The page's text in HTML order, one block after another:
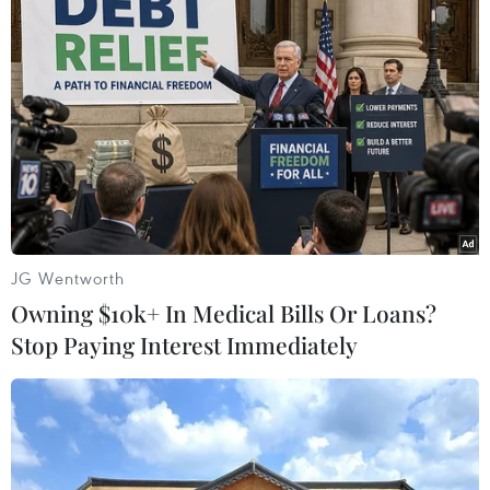
ngoại hối dẫn đến việc vàng phải
di chuyển ra khỏi Ấn Độ.
(TTXVN/Vietnam+)
JG Wentworth
Owning $10k+ In Medical Bills Or Loans?
Stop Paying Interest Immediately